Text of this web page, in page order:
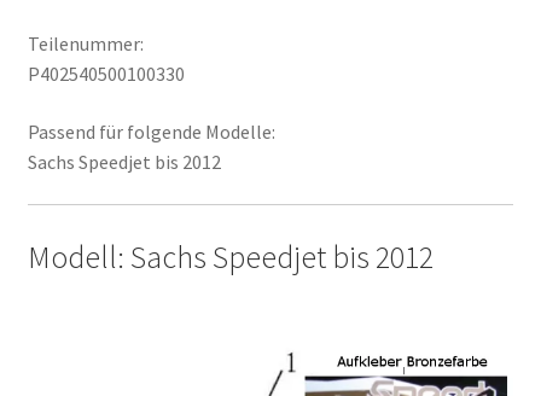
Teilenummer:
P402540500100330
Passend für folgende Modelle:
Sachs Speedjet bis 2012
Modell: Sachs Speedjet bis 2012